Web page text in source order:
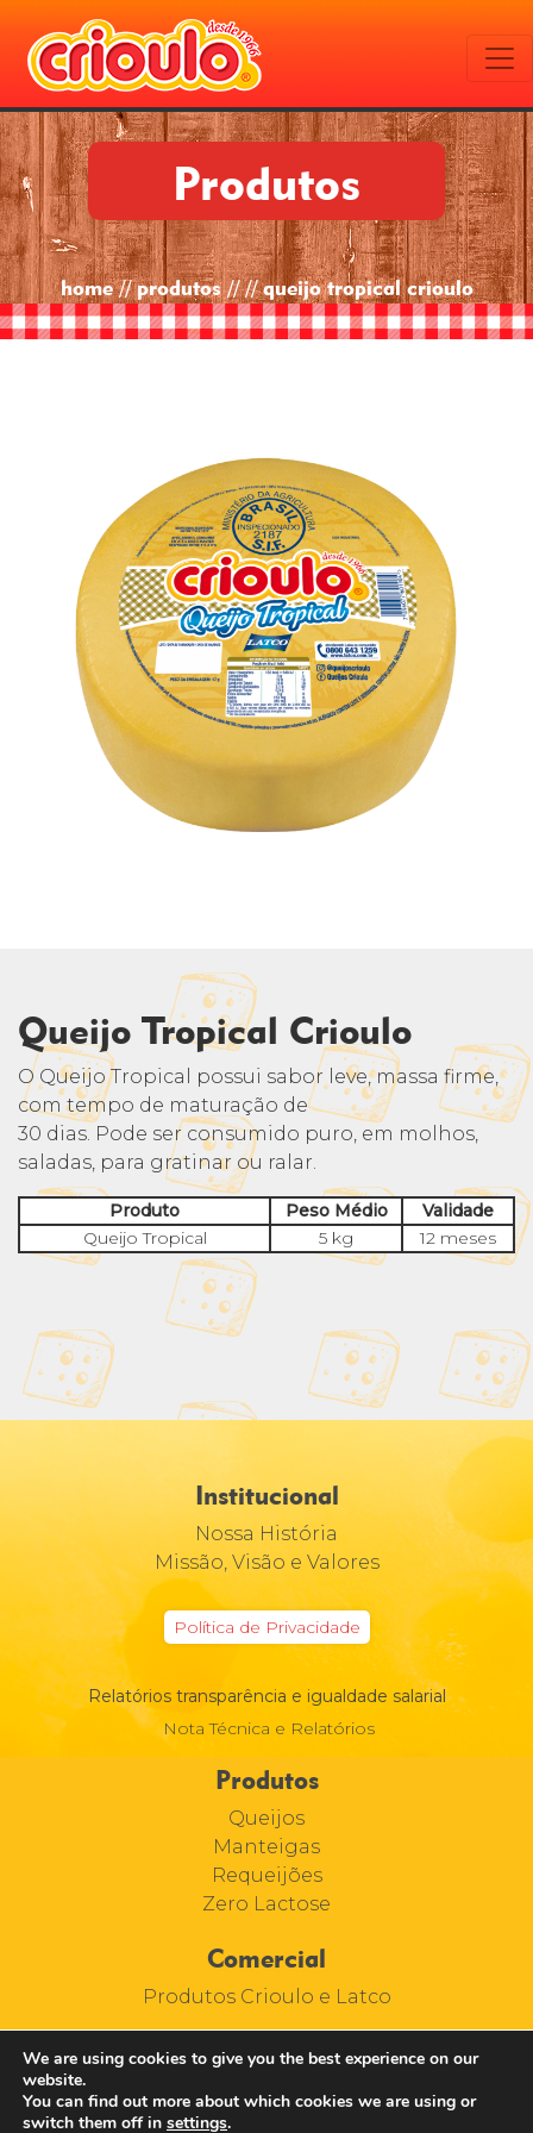
Produtos
home // produtos // // queijo tropical crioulo
Queijo Tropical Crioulo
O Queijo Tropical possui sabor leve, massa firme,
com tempo de maturação de
30 dias. Pode ser consumido puro, em molhos,
saladas, para gratinar ou ralar.
Produto Peso Médio
Validade
Queijo Tropical
5 kg 12 meses
Institucional
Nossa História
Missão, Visão e Valores
Política de Privacidade
Relatórios transparência e igualdade salarial
Nota Técnica e Relatórios
Produtos
Queijos
Manteigas
Requeijões
Zero Lactose
Comercial
Produtos Crioulo e Latco
We are using cookies to give you the best experience on our
website.
You can find out more about which cookies we are using or
switch them off in settings.